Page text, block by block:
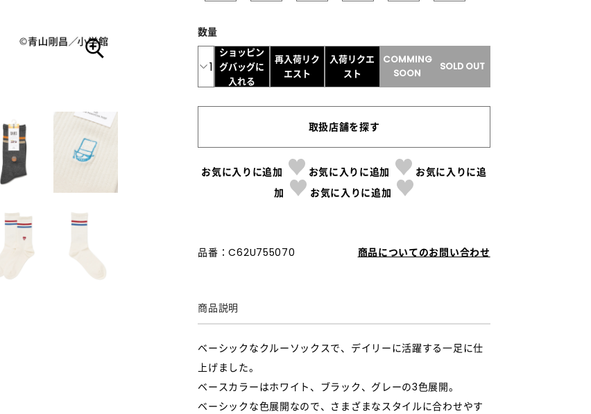
数量
1
ショッピン
グバッグに
入れる
再入荷リク
エスト
入荷リクエ
スト
COMMING
SOON
SOLD OUT
取扱店舗を探す
お気に入りに追加 お気に入りに追加
お気に入りに追
加
お気に入りに追加
品番：C62U755070 商品についてのお問い合わせ
商品説明
ベーシックなクルーソックスで、デイリーに活躍する一足に仕
上げました。
ベースカラーはホワイト、ブラック、グレーの3色展開。
ベーシックな色展開なので、さまざまなスタイルに合わせやす